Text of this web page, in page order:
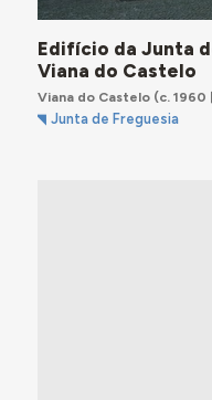
Edifício da Junta
Viana do Castelo
Viana do Castelo(c. 1960
Junta de Freguesia